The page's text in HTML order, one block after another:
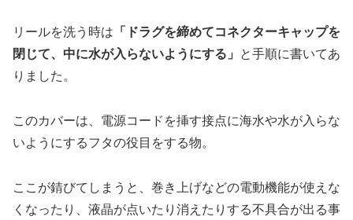
リールを洗う時は 「ドラグを締めてコネクターキャップを
閉じて、中に水が入らないようにする」
と手順に書いてあ
りました。
このカバーは、電源コードを挿す接点に海水や水が入らな
いようにするフタの役目をする物。
ここが錆びてしまうと、巻き上げなどの電動機能が使えな
くなったり、液晶が点いたり消えたりする不具合が出る事